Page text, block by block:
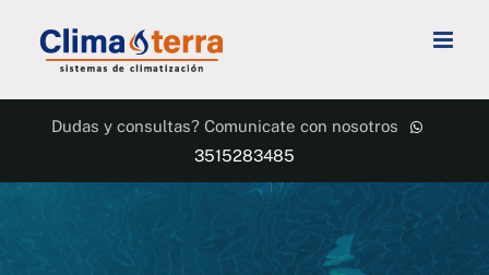
content
Dudas y consultas? Comunicate con nosotros
3515283485